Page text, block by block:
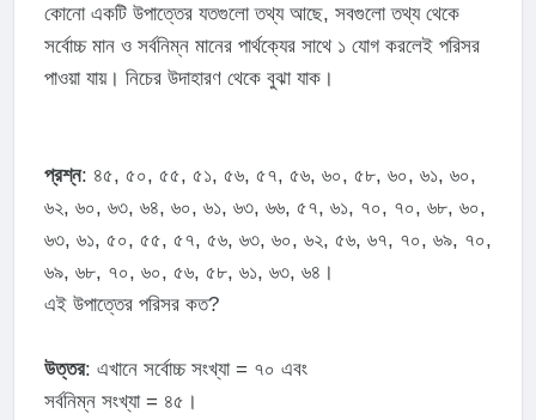
কোনো একটি উপাত্তের যতগুলো তথ্য আছে, সবগুলো তথ্য থেকে
সর্বোচ্চ মান ও সর্বনিম্ন মানের পার্থক্যের সাথে ১ যোগ করলেই পরিসর
পাওয়া যায়। নিচের উদাহারণ থেকে বুঝা যাক।
প্রশ্ন: ৪৫, ৫০, ৫৫, ৫১, ৫৬, ৫৭, ৫৬, ৬০, ৫৮, ৬০, ৬১, ৬০,
৬২, ৬০, ৬৩, ৬৪, ৬০, ৬১, ৬৩, ৬৬, ৫৭, ৬১, ৭০, ৭০, ৬৮, ৬০,
৬৩, ৬১, ৫০, ৫৫, ৫৭, ৫৬, ৬৩, ৬০, ৬২, ৫৬, ৬৭, ৭০, ৬৯, ৭০,
৬৯, ৬৮, ৭০, ৬০, ৫৬, ৫৮, ৬১, ৬৩, ৬৪।
এই উপাত্তের পরিসর কত?
উত্তর: এখানে সর্বোচ্চ সংখ্যা = ৭০ এবং
সর্বনিম্ন সংখ্যা = ৪৫।